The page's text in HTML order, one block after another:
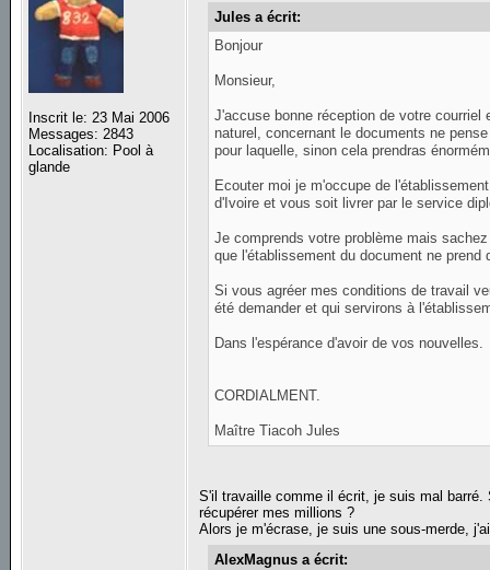
Inscrit le: 23 Mai 2006
Messages: 2843
Localisation: Pool à
glande
Jules a écrit:
Bonjour
Monsieur,
J'accuse bonne réception de votre
naturel, concernant le documents ne
pour laquelle, sinon cela prendras
Ecouter moi je m'occupe de
d'Ivoire et vous soit livrer par le service
Je comprends votre problème mais
que l'établissement du document ne
Si vous agréer mes conditions de travail
été demander et qui servirons à
Dans l'espérance d'avoir de vos nouvelles.
CORDIALMENT.
Maître Tiacoh Jules
S'il travaille comme il écrit, je suis mal
récupérer mes millions ?
Alors je m'écrase, je suis une sous-merde,
AlexMagnus a écrit: